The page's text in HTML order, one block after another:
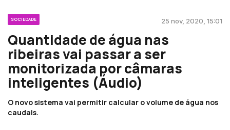
SOCIEDADE 25 nov, 2020, 15:01
Quantidade de água nas
ribeiras vai passar a ser
monitorizada por câmaras
inteligentes (Áudio)
O novo sistema vai permitir calcular o volume de água nos
caudais.